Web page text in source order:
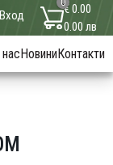
Вход
0€ 0.00
0.00 лв
НовиниКонтакти